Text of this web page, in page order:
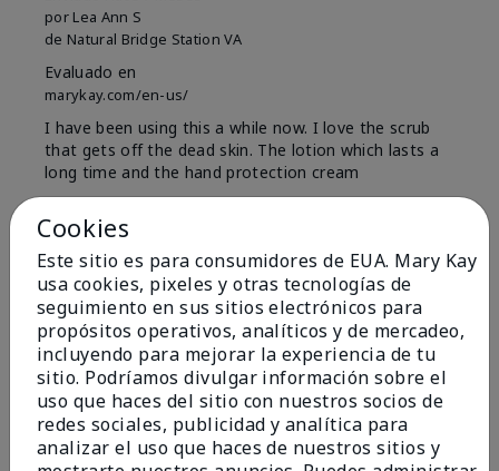
por Lea Ann S
de Natural Bridge Station VA
Evaluado en
marykay.com/en-us/
I have been using this a while now. I love the scrub
that gets off the dead skin. The lotion which lasts a
long time and the hand protection cream
Conclusión
Sí, recomendaría a un amigo
¿Le ha resultado útil esta
opinión?
15 0
Marcar esta opinión
Cookies
Este sitio es para consumidores de EUA. Mary Kay
usa cookies, pixeles y otras tecnologías de
seguimiento en sus sitios electrónicos para
propósitos operativos, analíticos y de mercadeo,
incluyendo para mejorar la experiencia de tu
sitio. Podríamos divulgar información sobre el
uso que haces del sitio con nuestros socios de
redes sociales, publicidad y analítica para
analizar el uso que haces de nuestros sitios y